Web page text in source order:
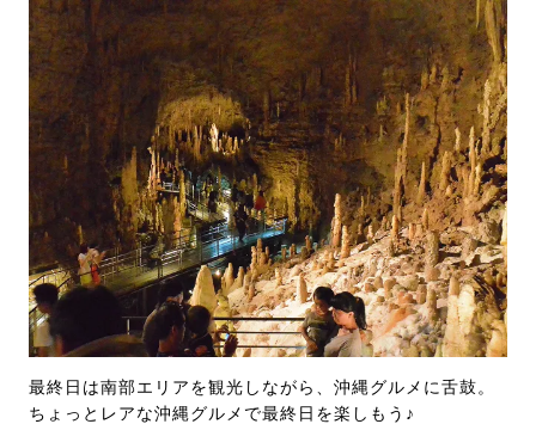
最終日は南部エリアを観光しながら、沖縄グルメに舌鼓。
ちょっとレアな沖縄グルメで最終日を楽しもう♪